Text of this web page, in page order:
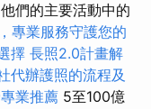
他們的主要活動中的
專業服務守護您的
擇 長照2.0計畫解
代辦護照的流程及
業推薦 5至100億